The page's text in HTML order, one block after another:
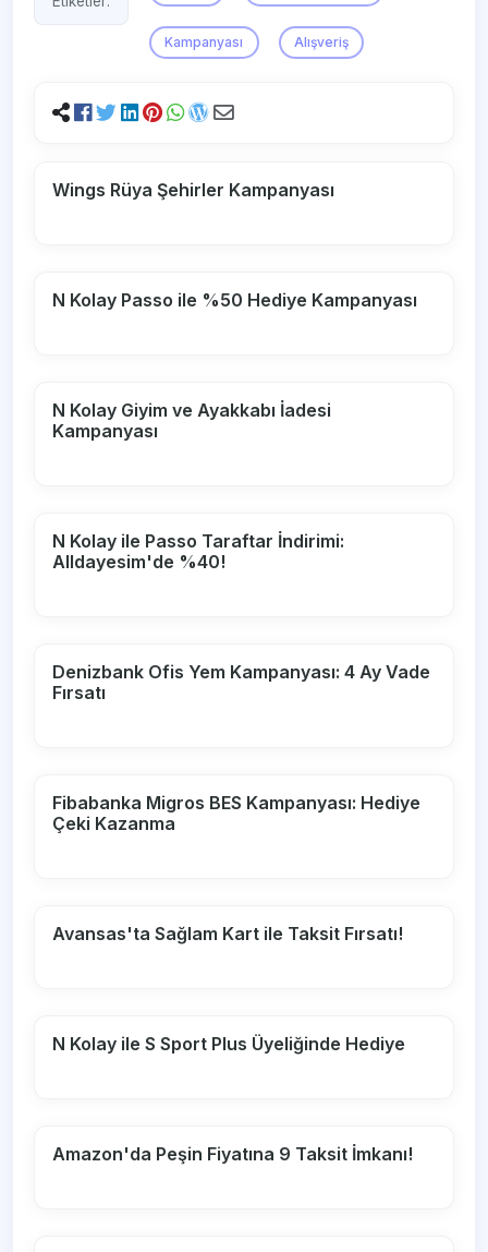
Kampanyası Alışveriş
Wings Rüya Şehirler Kampanyası
N Kolay Passo ile %50 Hediye Kampanyası
N Kolay Giyim ve Ayakkabı İadesi
Kampanyası
N Kolay ile Passo Taraftar İndirimi:
Alldayesim'de %40!
Denizbank Ofis Yem Kampanyası: 4 Ay Vade
Fırsatı
Fibabanka Migros BES Kampanyası: Hediye
Çeki Kazanma
Avansas'ta Sağlam Kart ile Taksit Fırsatı!
N Kolay ile S Sport Plus Üyeliğinde Hediye
Amazon'da Peşin Fiyatına 9 Taksit İmkanı!